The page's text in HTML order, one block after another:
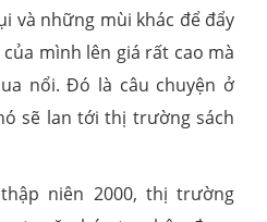
và những mùi khác để đẩy
mình lên giá rất cao mà
nổi. Đó là câu chuyện ở
sẽ lan tới thị trường sách
niên 2000, thị trường